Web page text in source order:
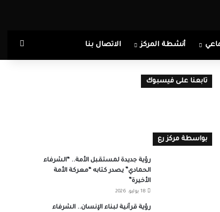
أنشطة المركز الاتصال بنا
تابعنا على فيسبوك
بواسطة مركز رع
رؤية جديدة لمستقبل الأمة.. “الشرفاء
الحمادي” يصدر كتابه “معركة الأمة
الأخيرة”
18 يوليو، 2026
رؤية قرآنية لبناء الإنسان.. الشرفاء